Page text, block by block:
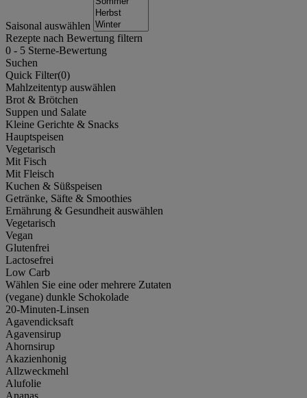
Saisonal auswählen
Rezepte nach Bewertung filtern
0 - 5 Sterne-Bewertung
Suchen
Quick Filter(0)
Mahlzeitentyp auswählen
Brot & Brötchen
Suppen und Salate
Kleine Gerichte & Snacks
Hauptspeisen
Vegetarisch
Mit Fisch
Mit Fleisch
Kuchen & Süßspeisen
Getränke, Säfte & Smoothies
Ernährung & Gesundheit auswählen
Vegetarisch
Vegan
Glutenfrei
Lactosefrei
Low Carb
Wählen Sie eine oder mehrere Zutaten
(vegane) dunkle Schokolade
20-Minuten-Linsen
Agavendicksaft
Agavensirup
Ahornsirup
Akazienhonig
Allzweckmehl
Alufolie
Ananas